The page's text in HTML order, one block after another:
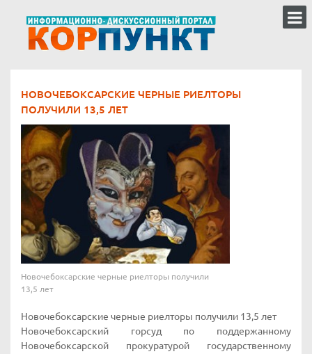
НОВОЧЕБОКСАРСКИЕ ЧЕРНЫЕ РИЕЛТОРЫ
ПОЛУЧИЛИ 13,5 ЛЕТ
Новочебоксарские черные риелторы получили
13,5 лет
Новочебоксарские черные риелторы получили 13,5 лет
Новочебоксарский горсуд по поддержанному
Новочебоксарской прокуратурой государственному